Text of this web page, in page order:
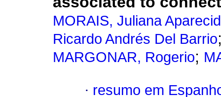
MORAIS, Juliana
Ricardo Andrés Del Barrio
MARGONAR, Rogerio;
· resumo em